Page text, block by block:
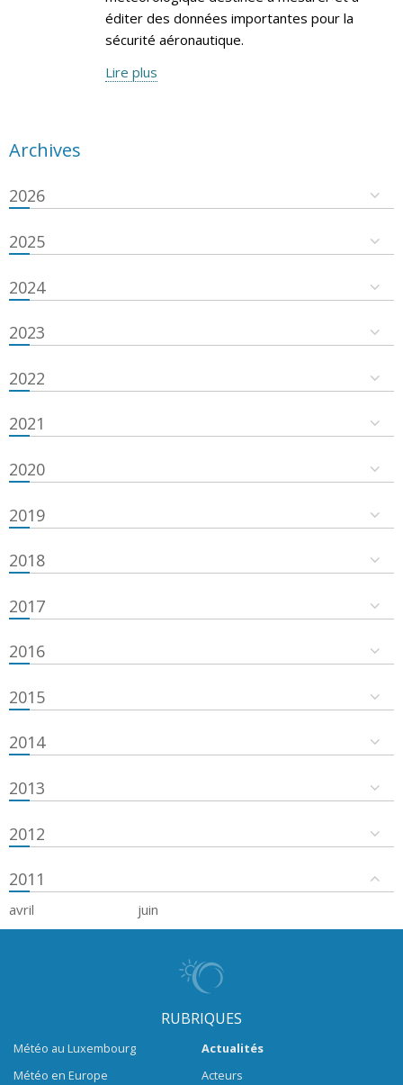
éditer des données importantes pour la
sécurité aéronautique.
Lire plus
Archives
2026
2025
2024
2023
2022
2021
2020
2019
2018
2017
2016
2015
2014
2013
2012
2011
avril juin
RUBRIQUES
Météo au Luxembourg
Météo en Europe
Actualités
Acteurs